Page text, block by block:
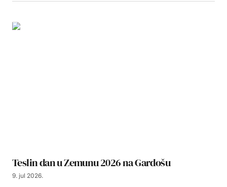
Teslin dan u Zemunu 2026 na Gardošu
9. jul 2026.